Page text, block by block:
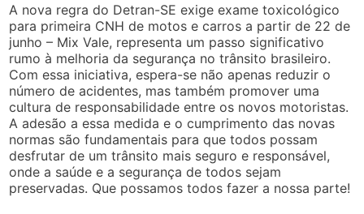
A nova regra do Detran-SE exige exame toxicológico
para primeira CNH de motos e carros a partir de 22 de
junho – Mix Vale, representa um passo significativo
rumo à melhoria da segurança no trânsito brasileiro.
Com essa iniciativa, espera-se não apenas reduzir o
número de acidentes, mas também promover uma
cultura de responsabilidade entre os novos motoristas.
A adesão a essa medida e o cumprimento das novas
normas são fundamentais para que todos possam
desfrutar de um trânsito mais seguro e responsável,
onde a saúde e a segurança de todos sejam
preservadas. Que possamos todos fazer a nossa parte!